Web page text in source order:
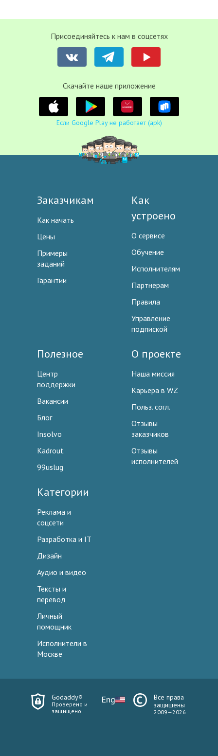
Присоединяйтесь к нам в соцсетях
Cкачайте наше приложение
Если Google Play не работает (apk)
Заказчикам
Как начать
Цены
Примеры
заданий
Гарантии
Как
устроено
О сервисе
Обучение
Исполнителям
Партнерам
Правила
Управление
подпиской
Полезное
Центр
поддержки
Вакансии
Блог
Insolvo
Kadrout
99uslug
О проекте
Наша миссия
Карьера в WZ
Польз. согл.
Отзывы
заказчиков
Отзывы
исполнителей
Категории
Реклама и
соцсети
Разработка и IT
Дизайн
Аудио и видео
Тексты и
перевод
Личный
помощник
Исполнители в
Москве
Godaddy®
Проверено и
защищено
Eng
Все права
защищены
2009—2026